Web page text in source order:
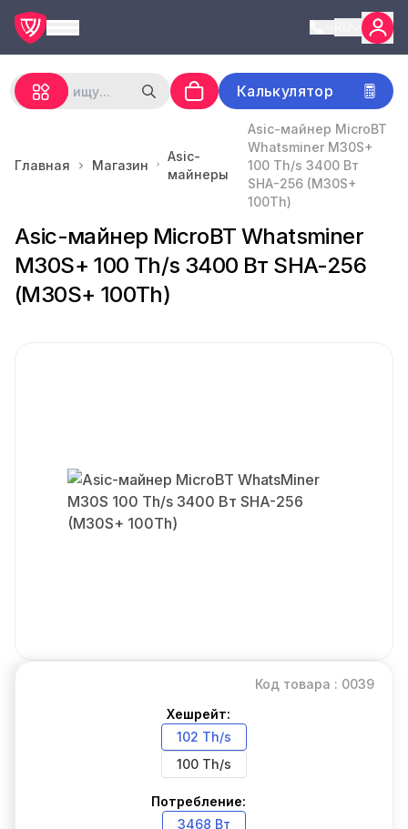
Калькулятор
Главная Магазин
Asic-
майнеры
Asic-майнер MicroBT
Whatsminer M30S+
100 Th/s 3400 Вт
SHA-256 (M30S+
100Th)
Asic-майнер MicroBT Whatsminer
M30S+ 100 Th/s 3400 Вт SHA-256
(M30S+ 100Th)
Код товара : 0039
Хешрейт:
102 Th/s
100 Th/s
Потребление:
3468 Вт